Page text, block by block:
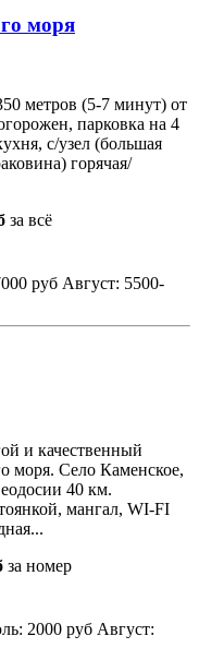
моря
метров (5-7 минут) от
парковка на 4
с/узел (большая
горячая/
за всё
руб Август: 5500-
и качественный
моря. Село Каменское,
40 км.
мангал, WI-FI
за номер
2000 руб Август: